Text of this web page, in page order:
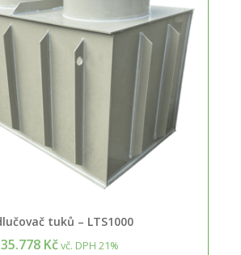
tuků – LTS1000
35.778 Kčvč. DPH 21%